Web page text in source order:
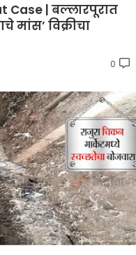
Case | बल्लारपूरात
मांस’ विक्रीचा
0